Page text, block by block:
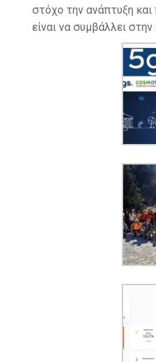
στόχο την ανάπτυξη
είναι να συμβάλλει